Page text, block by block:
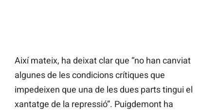
Així mateix, ha deixat clar que “no han canviat
algunes de les condicions crítiques que
impedeixen que una de les dues parts tingui el
xantatge de la repressió”. Puigdemont ha